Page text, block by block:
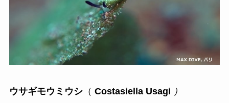
ウサギモウミウシ（ Costasiella Usagi ）